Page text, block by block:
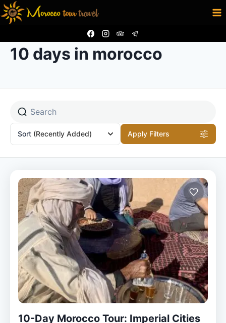
Aller
au
10 days in morocco
Sort (Recently Added) Apply Filters
10-Day Morocco Tour: Imperial Cities